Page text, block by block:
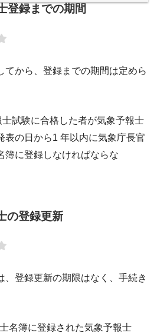
登録までの期間
てから、登録までの期間は定めら
試験に合格した者が気象予報士
表の日から1 年以内に気象庁長官
簿に登録しなければならな
の登録更新
、登録更新の期限はなく、手続き
名簿に登録された気象予報士